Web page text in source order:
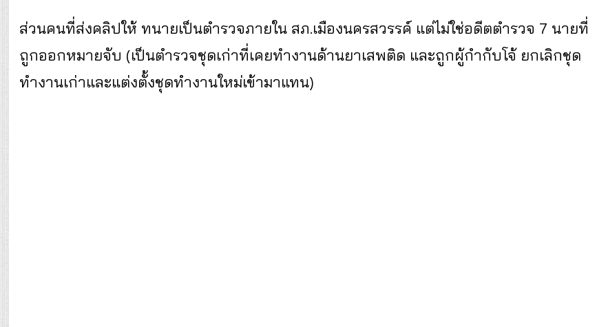
ส่วนคนที่ส่งคลิปให้ ทนายเป็นตำรวจภายใน สภ.เมืองนครสวรรค์ แต่ไม่ใช่อดีตตำรวจ 7 นายที่
ถูกออกหมายจับ (เป็นตำรวจชุดเก่าที่เคยทำงานด้านยาเสพติด และถูกผู้กำกับโจ้ ยกเลิกชุด
ทำงานเก่าและแต่งตั้งชุดทำงานใหม่เข้ามาแทน)